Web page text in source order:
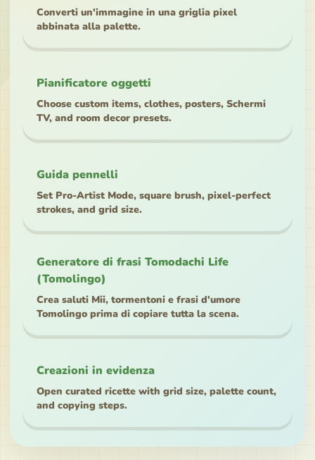
Converti un'immagine in una griglia pixel
abbinata alla palette.
Pianificatore oggetti
Choose custom items, clothes, posters, Schermi
TV, and room decor presets.
Guida pennelli
Set Pro-Artist Mode, square brush, pixel-perfect
strokes, and grid size.
Generatore di frasi Tomodachi Life
(Tomolingo)
Crea saluti Mii, tormentoni e frasi d'umore
Tomolingo prima di copiare tutta la scena.
Creazioni in evidenza
Open curated ricette with grid size, palette count,
and copying steps.